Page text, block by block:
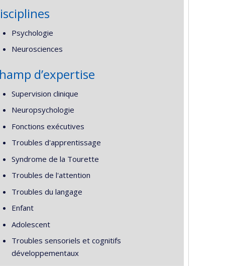
Psychologie
Neurosciences
d’expertise
Supervision clinique
Neuropsychologie
Fonctions exécutives
Troubles d'apprentissage
Syndrome de la Tourette
Troubles de l'attention
Troubles du langage
Enfant
Adolescent
Troubles sensoriels et cognitifs
développementaux